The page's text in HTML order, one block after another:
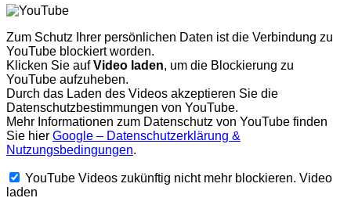
Zum Schutz Ihrer persönlichen Daten ist die Verbindung zu
YouTube blockiert worden.
Klicken Sie aufVideo laden, um die Blockierung zu
YouTube aufzuheben.
Durch das Laden des Videos akzeptieren Sie die
Datenschutzbestimmungen von YouTube.
Mehr Informationen zum Datenschutz von YouTube finden
Sie hier Google – Datenschutzerklärung &
Nutzungsbedingungen.
YouTube Videos zukünftig nicht mehr blockieren. Video
laden